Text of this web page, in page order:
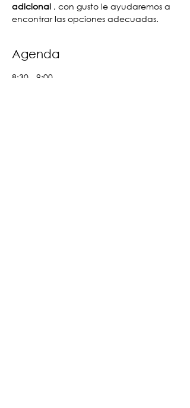
adicional , con gusto le ayudaremos a
encontrar las opciones adecuadas.
Agenda
8:30 - 9:00